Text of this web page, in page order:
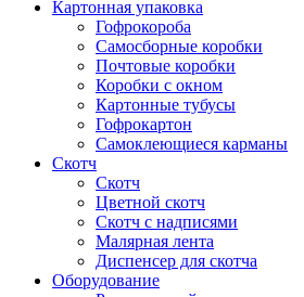
Картонная упаковка
Гофрокороба
Самосборные коробки
Почтовые коробки
Коробки с окном
Картонные тубусы
Гофрокартон
Самоклеющиеся карманы
Скотч
Скотч
Цветной скотч
Скотч с надписями
Малярная лента
Диспенсер для скотча
Оборудование